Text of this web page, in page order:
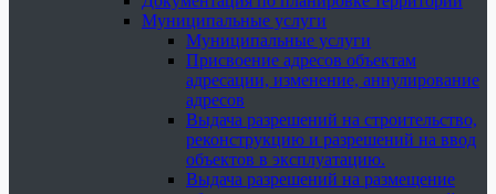
Муниципальные услуги
Муниципальные услуги
Присвоение адресов объектам
адресации, изменение, аннулирование
адресов
Выдача разрешений на строительство,
реконструкцию и разрешений на ввод
объектов в эксплуатацию.
Выдача разрешений на размещение